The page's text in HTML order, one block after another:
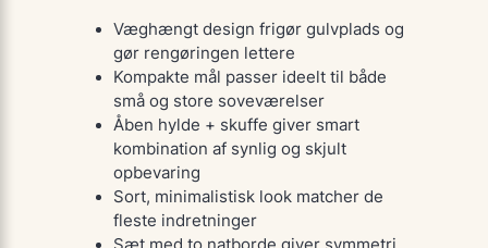
Væghængt design frigør gulvplads og
gør rengøringen lettere
Kompakte mål passer ideelt til både
små og store soveværelser
Åben hylde + skuffe giver smart
kombination af synlig og skjult
opbevaring
Sort, minimalistisk look matcher de
fleste indretninger